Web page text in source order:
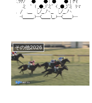
その他2026